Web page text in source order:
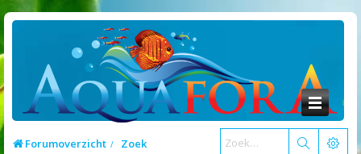
Forumoverzicht Zoek